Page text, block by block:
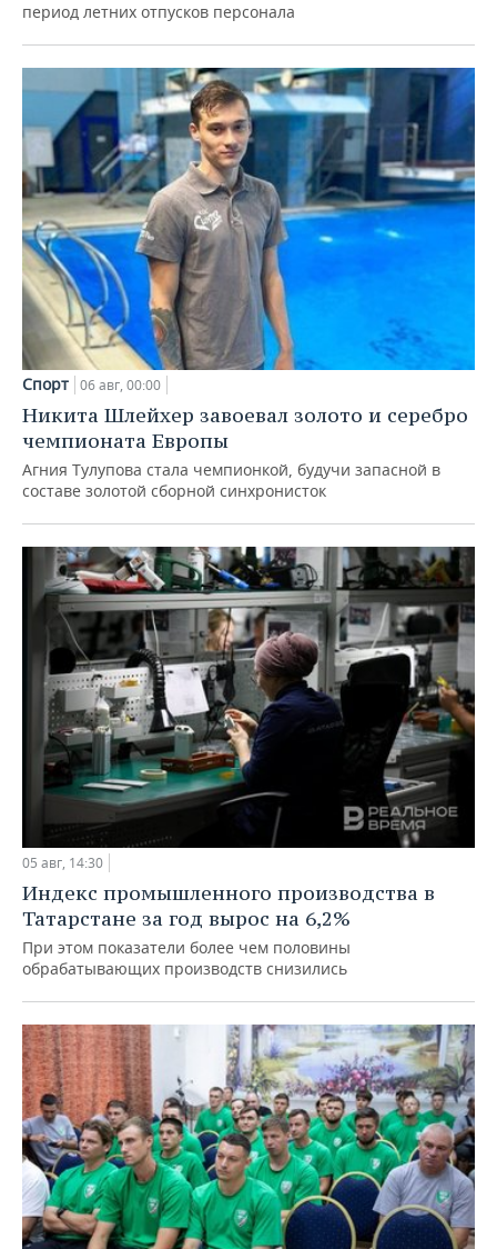
период летних отпусков персонала
Спорт 06 авг, 00:00
Никита Шлейхер завоевал золото и серебро
чемпионата Европы
Агния Тулупова стала чемпионкой, будучи запасной в
составе золотой сборной синхронисток
05 авг, 14:30
Индекс промышленного производства в
Татарстане за год вырос на 6,2%
При этом показатели более чем половины
обрабатывающих производств снизились